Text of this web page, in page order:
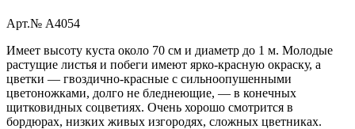
Арт.№ A4054
Имеет высоту куста около 70 см и диаметр до 1 м. Молодые
растущие листья и побеги имеют ярко-красную окраску, а
цветки — гвоздично-красные с сильноопушенными
цветоножками, долго не бледнеющие, — в конечных
щитковидных соцветиях. Очень хорошо смотрится в
бордюрах, низких живых изгородях, сложных цветниках.